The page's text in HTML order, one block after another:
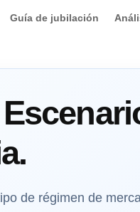
Guía de jubilación
de régimen de